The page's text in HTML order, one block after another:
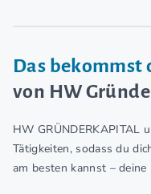
Das bekommst
von HW
HW GRÜNDERKAPITAL
Tätigkeiten, sodass du
am besten kannst –